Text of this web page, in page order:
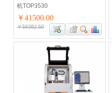
机TOP3530
￥41500.00
￥56382.50